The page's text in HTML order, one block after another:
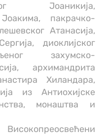
Јоаникија,
пакрачко-
Атанасија,
диоклијског
захумско-
архимандрита
Хиландара,
из Антиохијске
монаштва и